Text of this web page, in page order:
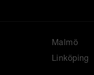
Malmö
Linköping